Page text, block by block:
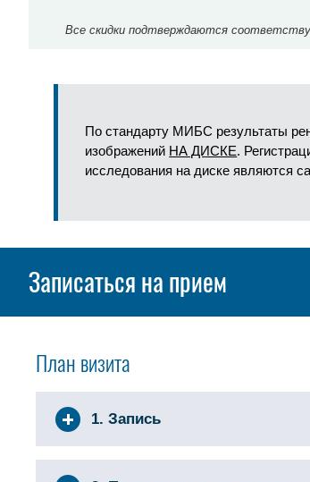
Все скидки подтверждаются
По стандарту МИБС результаты
изображений НА ДИСКЕ.
исследования на диске являются
Записаться на прием
План визита
1. Запись